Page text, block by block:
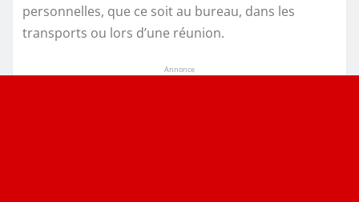
personnelles, que ce soit au bureau, dans les
transports ou lors d’une réunion.
Annonce